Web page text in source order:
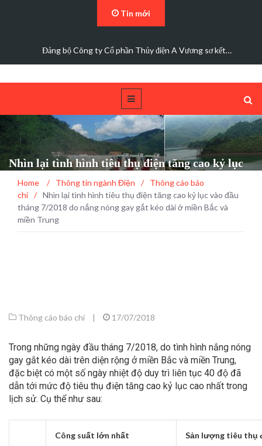
Tin mới
Đảng bộ Công ty Cổ phần Thủy điện A Vương sơ kết…
Nhìn lại tình hình tiêu thụ điện tăng cao kỷ lục
vào đầu tháng 7/2018 do nắng nóng gay gắt kéo
dài ở miền Bắc và miền Trung
Home / Thông tin ngành Điện /
Thông cáo báo
chí / Nhìn lại tình hình tiêu thụ điện tăng cao kỷ lục vào đầu
tháng 7/2018 do nắng nóng gay gắt kéo dài ở miền Bắc và
miền Trung
Thông cáo báo chí | 17/07/2018
Trong những ngày đầu tháng 7/2018, do tình hình nắng nóng
gay gắt kéo dài trên diện rộng ở miền Bắc và miền Trung,
đặc biệt có một số ngày nhiệt độ duy trì liên tục 40 độ đã
dẫn tới mức độ tiêu thụ điện tăng cao kỷ lục cao nhất trong
lịch sử. Cụ thể như sau:
Công suất lớn nhất Sản lượng tiêu thụ